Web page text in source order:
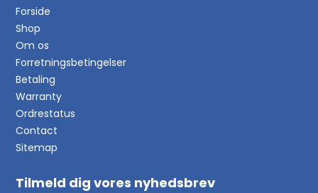
Forside
Shop
Om os
Forretningsbetingelser
Betaling
Warranty
Ordrestatus
Contact
Sitemap
Tilmeld dig vores nyhedsbrev